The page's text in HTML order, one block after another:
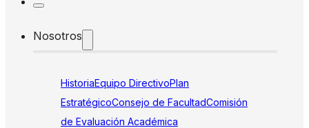
Nosotros
HistoriaEquipo DirectivoPlan
EstratégicoConsejo de FacultadComisión
de Evaluación Académica